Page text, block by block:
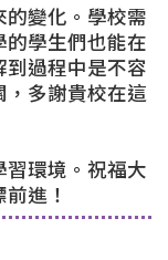
變化。學校需
學生們也能在
過程中是不容
多謝貴校在這
環境。祝福大
進！